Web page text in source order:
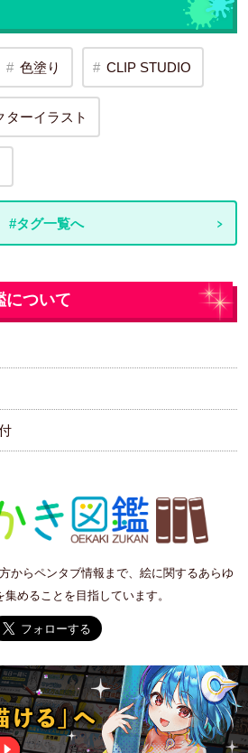
色塗り CLIP STUDIO
ターイラスト
#タグ一覧へ
について
からペンタブ情報まで、絵に関するあらゆ
めることを目指しています。